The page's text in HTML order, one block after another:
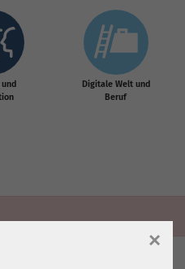
und
Digitale Welt und
Beruf
×